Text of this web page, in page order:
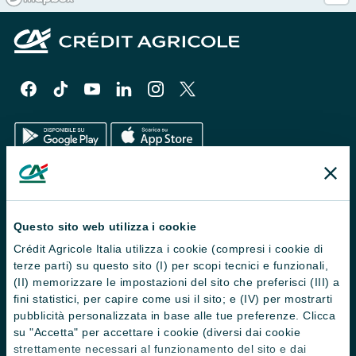
Questo sito web utilizza i cookie
Crédit Agricole Italia utilizza i cookie (compresi i cookie di
terze parti) su questo sito (I) per scopi tecnici e funzionali,
(II) memorizzare le impostazioni del sito che preferisci (III) a
fini statistici, per capire come usi il sito; e (IV) per mostrarti
pubblicità personalizzata in base alle tue preferenze. Clicca
su "Accetta" per accettare i cookie (diversi dai cookie
strettamente necessari al funzionamento del sito e dai
Trova filiali
Contattaci
Domande frequenti
Successioni
Servizi e pagamenti digitali